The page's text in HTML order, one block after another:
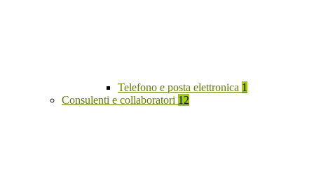
Telefono e posta elettronica 1
Consulenti e collaboratori 12